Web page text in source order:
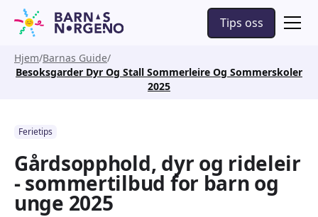
Tips oss
Hjem Barnas Guide
Besoksgarder Dyr Og Stall Sommerleire Og Sommerskoler
2025
Ferietips
Gårdsopphold, dyr og rideleir
- sommertilbud for barn og
unge 2025